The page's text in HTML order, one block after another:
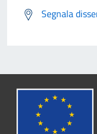
Segnala